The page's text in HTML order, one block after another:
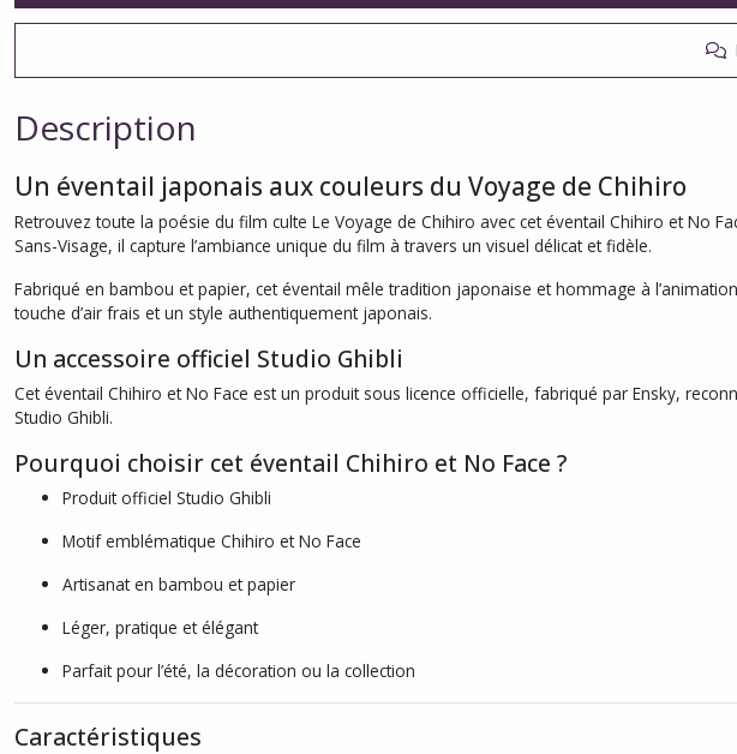
Description
Un éventail japonais aux couleurs du Voyage de Chihiro
Retrouvez toute la poésie du film culte Le Voyage de Chihiro avec cet éventail Chihiro et No
Sans-Visage, il capture l’ambiance unique du film à travers un visuel délicat et fidèle.
Fabriqué en bambou et papier, cet éventail mêle tradition japonaise et hommage à
touche d’air frais et un style authentiquement japonais.
Un accessoire officiel Studio Ghibli
Cet éventail Chihiro et No Face est un produit sous licence officielle, fabriqué par Ensky,
Studio Ghibli.
Pourquoi choisir cet éventail Chihiro et No Face ?
Produit officiel Studio Ghibli
Motif emblématique Chihiro et No Face
Artisanat en bambou et papier
Léger, pratique et élégant
Parfait pour l’été, la décoration ou la collection
Caractéristiques